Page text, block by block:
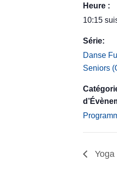
Heure :
10:15
Série:
Danse
Seniors